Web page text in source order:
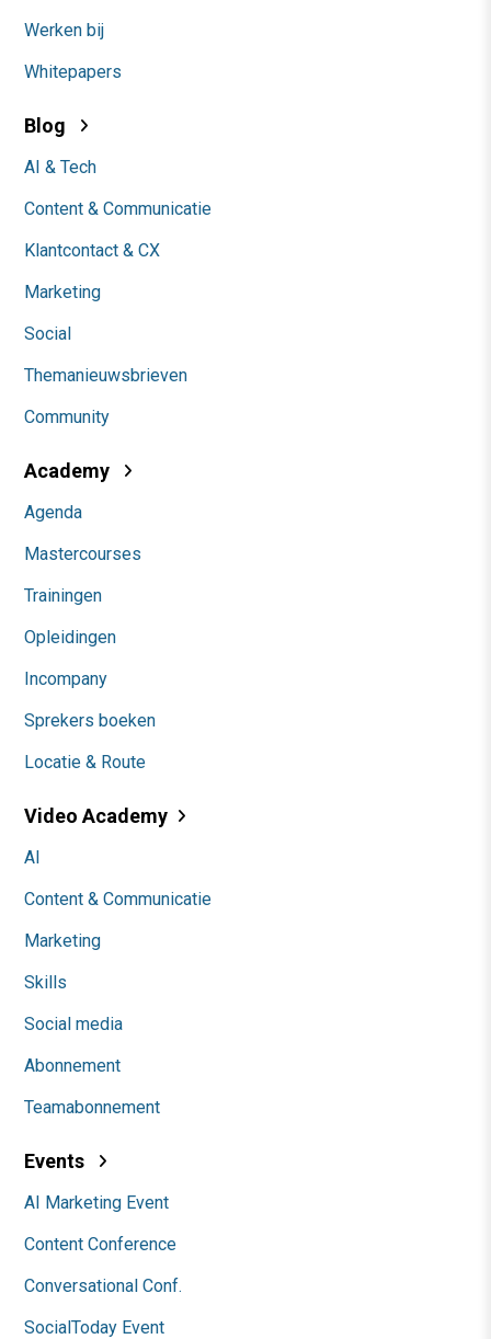
Werken bij
Whitepapers
Blog
AI & Tech
Content & Communicatie
Klantcontact & CX
Marketing
Social
Themanieuwsbrieven
Community
Academy
Agenda
Mastercourses
Trainingen
Opleidingen
Incompany
Sprekers boeken
Locatie & Route
Video Academy
AI
Content & Communicatie
Marketing
Skills
Social media
Abonnement
Teamabonnement
Events
AI Marketing Event
Content Conference
Conversational Conf.
SocialToday Event